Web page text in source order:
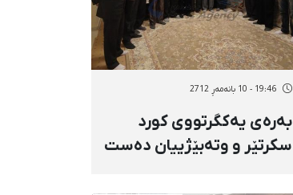
19:46 - 10 بانەمەڕ 2712
بەرەی یەكگرتووی كورد
سكرتێر و وتەبێژییان دەست